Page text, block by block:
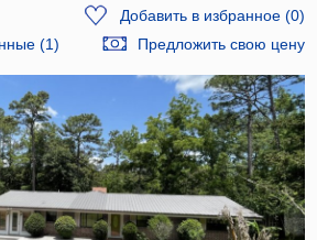
Добавить в избранное(0)
(1)
Предложить свою цену